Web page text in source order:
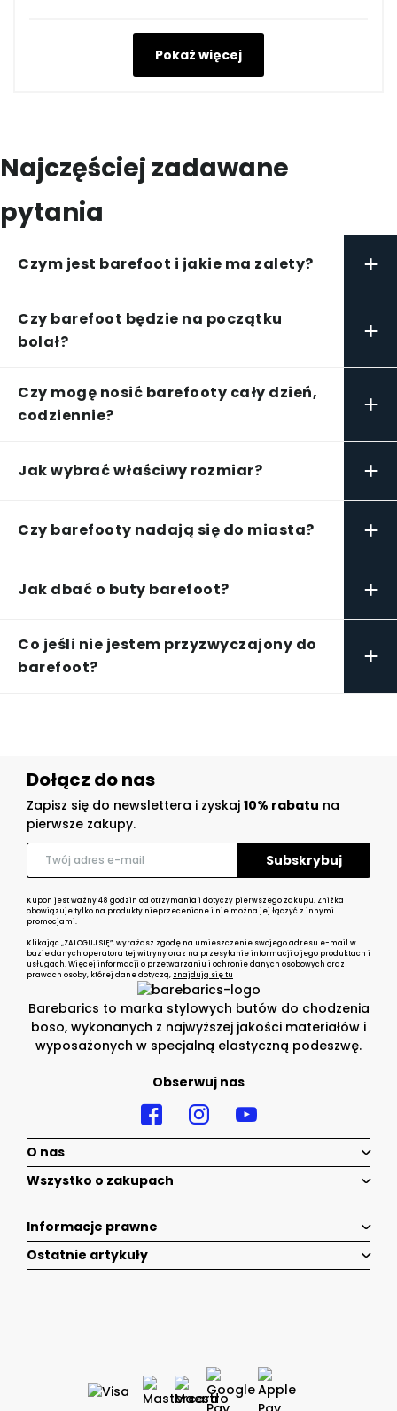
Pokaż więcej
Najczęściej zadawane
pytania
Czym jest barefoot i jakie ma zalety? +
Czy barefoot będzie na początku
bolał?
+
Czy mogę nosić barefooty cały dzień,
codziennie?
+
Jak wybrać właściwy rozmiar? +
Czy barefooty nadają się do miasta? +
Jak dbać o buty barefoot? +
Co jeśli nie jestem przyzwyczajony do
barefoot?
+
Barebarics to marka stylowych butów do chodzenia
boso, wykonanych z najwyższej jakości materiałów i
wyposażonych w specjalną elastyczną podeszwę.
Obserwuj nas
Dołącz do nas
Zapisz się do newslettera i zyskaj 10% rabatu na
pierwsze zakupy.
Kupon jest ważny 48 godzin od otrzymania i dotyczy pierwszego zakupu. Zniżka
obowiązuje tylko na produkty nieprzecenione i nie można jej łączyć z innymi
promocjami.
Klikając „ZALOGUJ SIĘ”, wyrażasz zgodę na umieszczenie swojego adresu e-mail w
bazie danych operatora tej witryny oraz na przesyłanie informacji o jego produktach i
usługach. Więcej informacji o przetwarzaniu i ochronie danych osobowych oraz
prawach osoby, której dane dotyczą, znajdują się tu
O nas
Wszystko o zakupach
Informacje prawne
Ostatnie artykuły